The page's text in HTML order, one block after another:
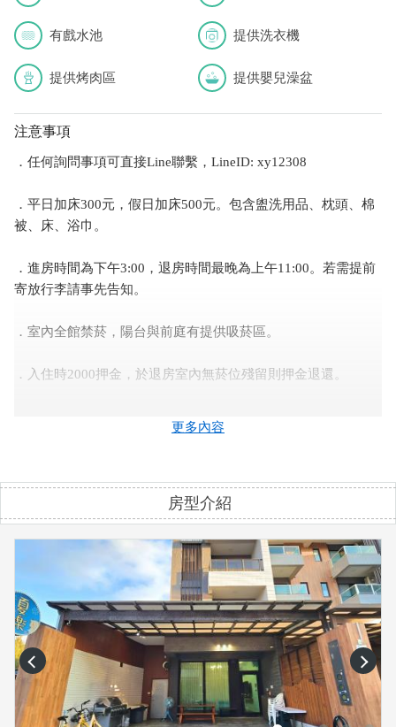
有戲水池 提供洗衣機
提供烤肉區 提供嬰兒澡盆
注意事項
．任何詢問事項可直接Line聯繫，LineID: xy12308
．平日加床300元，假日加床500元。包含盥洗用品、枕頭、棉
被、床、浴巾。
．進房時間為下午3:00，退房時間最晚為上午11:00。若需提前
寄放行李請事先告知。
．室內全館禁菸，陽台與前庭有提供吸菸區。
．入住時2000押金，於退房室內無菸位殘留則押金退還。
貸。
．可代訂烤肉食材、包車租車、旅遊行程規劃。
．我們接受小型犬入住，入住時需付1000/隻押金，最多兩隻。
退房時民宿內沒明顯異味和大小便，即全額退訂金。
．民宿不提供早餐，有提供墾丁前幾名好吃的中西式早餐店菜
單，可打電話外送至民宿。
更多內容
房型介紹
prev next